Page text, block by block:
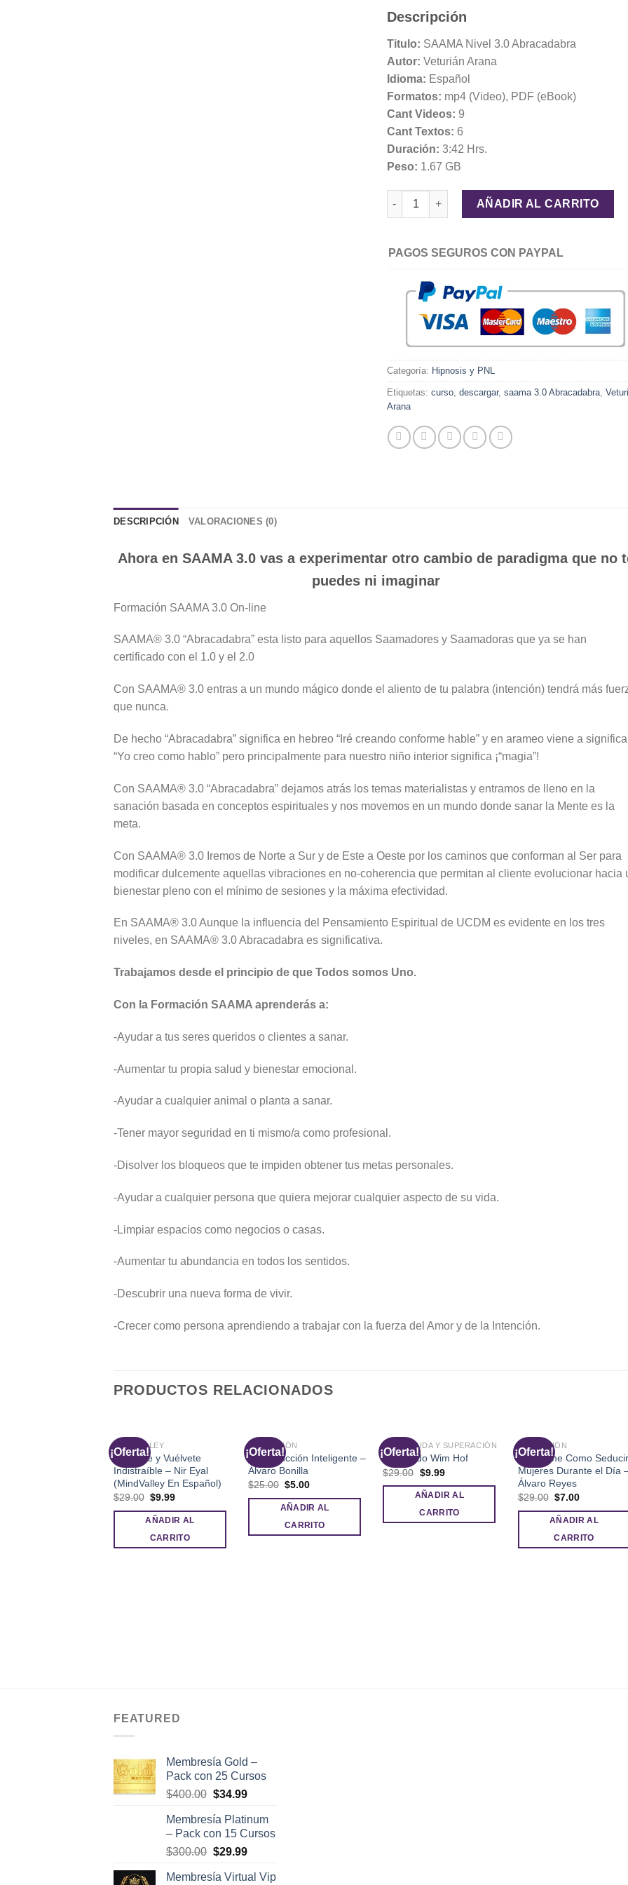
Descripción
Titulo: SAAMA Nivel 3.0 Abracadabra
Autor: Veturián Arana
Idioma: Español
Formatos: mp4 (Video), PDF (eBook)
Cant Videos: 9
Cant Textos: 6
Duración: 3:42 Hrs.
Peso: 1.67 GB
SAAMA Nivel 3.0 Abracadabra - Veturián Arana
AÑADIR AL CARRITO
PAGOS SEGUROS CON PAYPAL
Categoría: Hipnosis y PNL
Etiquetas: curso, descargar, saama 3.0 Abracadabra,
Arana
DESCRIPCIÓN VALORACIONES (0)
Ahora en SAAMA 3.0 vas a experimentar otro cambio de paradigma que no
puedes ni imaginar
Formación SAAMA 3.0 On-line
SAAMA® 3.0 “Abracadabra” esta listo para aquellos Saamadores y Saamadoras que ya se han
certificado con el 1.0 y el 2.0
Con SAAMA® 3.0 entras a un mundo mágico donde el aliento de tu palabra (intención) tendrá más
que nunca.
De hecho “Abracadabra” significa en hebreo “Iré creando conforme hable” y en arameo viene a
“Yo creo como hablo” pero principalmente para nuestro niño interior significa ¡“magia”!
Con SAAMA® 3.0 “Abracadabra” dejamos atrás los temas materialistas y entramos de lleno en la
sanación basada en conceptos espirituales y nos movemos en un mundo donde sanar la Mente es la
meta.
Con SAAMA® 3.0 Iremos de Norte a Sur y de Este a Oeste por los caminos que conforman al Ser para
modificar dulcemente aquellas vibraciones en no-coherencia que permitan al cliente evolucionar hacia
bienestar pleno con el mínimo de sesiones y la máxima efectividad.
En SAAMA® 3.0 Aunque la influencia del Pensamiento Espiritual de UCDM es evidente en los tres
niveles, en SAAMA® 3.0 Abracadabra es significativa.
Trabajamos desde el principio de que Todos somos Uno.
Con la Formación SAAMA aprenderás a:
-Ayudar a tus seres queridos o clientes a sanar.
-Aumentar tu propia salud y bienestar emocional.
-Ayudar a cualquier animal o planta a sanar.
-Tener mayor seguridad en ti mismo/a como profesional.
-Disolver los bloqueos que te impiden obtener tus metas personales.
-Ayudar a cualquier persona que quiera mejorar cualquier aspecto de su vida.
-Limpiar espacios como negocios o casas.
-Aumentar tu abundancia en todos los sentidos.
-Descubrir una nueva forma de vivir.
-Crecer como persona aprendiendo a trabajar con la fuerza del Amor y de la Intención.
PRODUCTOS RELACIONADOS
¡Oferta!
MINDVALLEY
Enfócate y Vuélvete
Indistraíble – Nir Eyal
(MindValley En Español)
$29.00 El
original
era:
$29.00.
$9.99El
actual
es:
$9.99.
AÑADIR AL
CARRITO
¡Oferta!
SEDUCCIÓN
La Seducción Inteligente –
Álvaro Bonilla
$25.00 El
original
era:
$25.00.
$5.00El
actual
es:
$5.00.
AÑADIR AL
CARRITO
¡Oferta!
AUTOAYUDA Y SUPERACIÓN
El Método Wim Hof
$29.00 El
original
era:
$29.00.
$9.99El
actual
es:
$9.99.
AÑADIR AL
CARRITO
¡Oferta!
SEDUCCIÓN
DayGame Como Seducir
Mujeres Durante el Día
Álvaro Reyes
$29.00 El
original
era:
$29.00.
$7.00El
actual
es:
$7.00.
AÑADIR AL
CARRITO
FEATURED
Membresía Gold –
Pack con 25 Cursos
$400.00 El
original
era:
$400.00.
$34.99El
actual
es:
$34.99.
Membresía Platinum
– Pack con 15 Cursos
$300.00 El
original
$29.99El
actual
Membresía Virtual Vip